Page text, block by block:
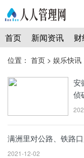
首页 新闻资讯
位置： 首页 > 娱乐快讯
安
侦
满洲里对公路、铁路
2021-12-02